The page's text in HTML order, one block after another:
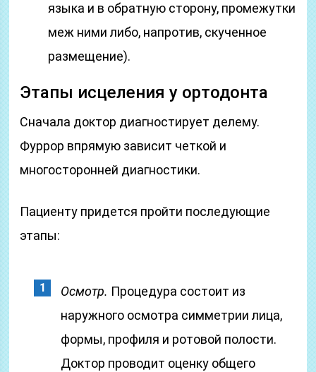
языка и в обратную сторону, промежутки
меж ними либо, напротив, скученное
размещение).
Этапы исцеления у ортодонта
Сначала доктор диагностирует делему.
Фуррор впрямую зависит четкой и
многосторонней диагностики.
Пациенту придется пройти последующие
этапы:
Осмотр. Процедура состоит из
наружного осмотра симметрии лица,
формы, профиля и ротовой полости.
Доктор проводит оценку общего